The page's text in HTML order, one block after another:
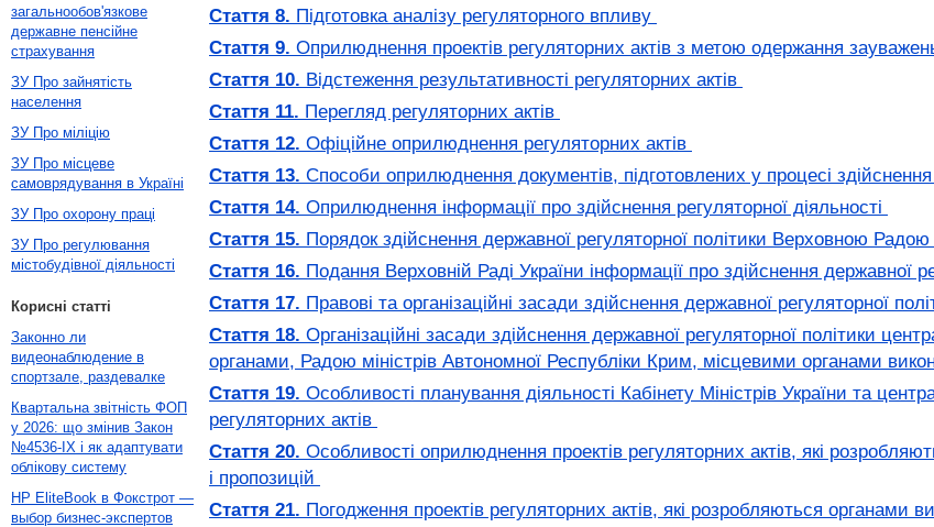
Стаття 8. Підготовка аналізу регуляторного впливу
Стаття 9. Оприлюднення проектів регуляторних актів з метою одержання
Стаття 10. Відстеження результативності регуляторних актів
Стаття 11. Перегляд регуляторних актів
Стаття 12. Офіційне оприлюднення регуляторних актів
Стаття 13. Способи оприлюднення документів, підготовлених у процесі здійснення
Стаття 14. Оприлюднення інформації про здійснення регуляторної діяльності
Стаття 15. Порядок здійснення державної регуляторної політики Верховною Радою
Стаття 16. Подання Верховній Раді України інформації про здійснення державної
Стаття 17. Правові та організаційні засади здійснення державної регуляторної
Стаття 18. Організаційні засади здійснення державної регуляторної політики
органами, Радою міністрів Автономної Республіки Крим, місцевими органами
Стаття 19. Особливості планування діяльності Кабінету Міністрів України та
регуляторних актів
Стаття 20. Особливості оприлюднення проектів регуляторних актів, які
і пропозицій
Стаття 21. Погодження проектів регуляторних актів, які розробляються органами
загальнообов'язкове
державне пенсійне
страхування
ЗУ Про зайнятість
населення
ЗУ Про міліцію
ЗУ Про місцеве
самоврядування в Україні
ЗУ Про охорону праці
ЗУ Про регулювання
містобудівної діяльності
Корисні статті
Законно ли
видеонаблюдение в
спортзале, раздевалке
Квартальна звітність ФОП
у 2026: що змінив Закон
№4536-IX і як адаптувати
облікову систему
HP EliteBook в Фокстрот —
выбор бизнес-экспертов